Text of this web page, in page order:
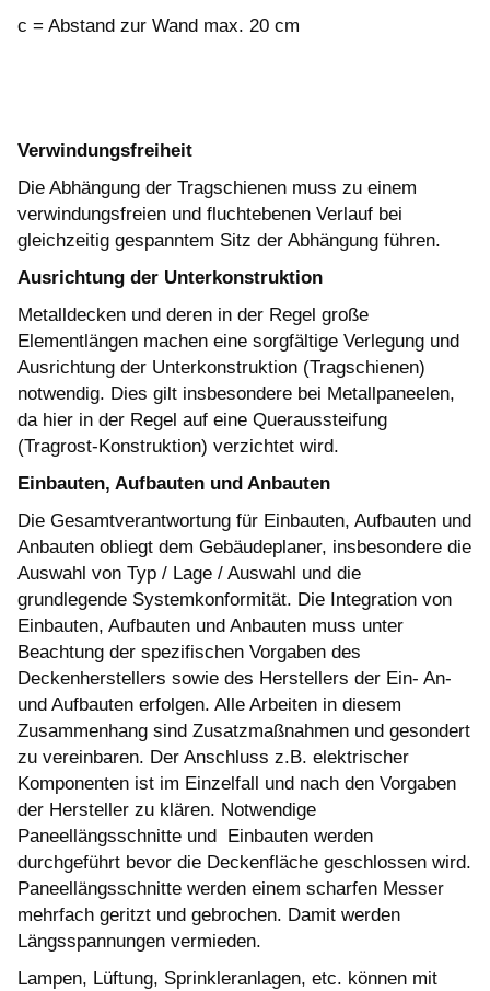
c = Abstand zur Wand max. 20 cm
Verwindungsfreiheit
Die Abhängung der Tragschienen muss zu einem
verwindungsfreien und fluchtebenen Verlauf bei
gleichzeitig gespanntem Sitz der Abhängung führen.
Ausrichtung der Unterkonstruktion
Metalldecken und deren in der Regel große
Elementlängen machen eine sorgfältige Verlegung und
Ausrichtung der Unterkonstruktion (Tragschienen)
notwendig. Dies gilt insbesondere bei Metallpaneelen,
da hier in der Regel auf eine Queraussteifung
(Tragrost-Konstruktion) verzichtet wird.
Einbauten, Aufbauten und Anbauten
Die Gesamtverantwortung für Einbauten, Aufbauten und
Anbauten obliegt dem Gebäudeplaner, insbesondere die
Auswahl von Typ / Lage / Auswahl und die
grundlegende Systemkonformität. Die Integration von
Einbauten, Aufbauten und Anbauten muss unter
Beachtung der spezifischen Vorgaben des
Deckenherstellers sowie des Herstellers der Ein- An-
und Aufbauten erfolgen. Alle Arbeiten in diesem
Zusammenhang sind Zusatzmaßnahmen und gesondert
zu vereinbaren. Der Anschluss z.B. elektrischer
Komponenten ist im Einzelfall und nach den Vorgaben
der Hersteller zu klären. Notwendige
Paneellängsschnitte und Einbauten werden
durchgeführt bevor die Deckenfläche geschlossen wird.
Paneellängsschnitte werden einem scharfen Messer
mehrfach geritzt und gebrochen. Damit werden
Längsspannungen vermieden.
Lampen, Lüftung, Sprinkleranlagen, etc. können mit